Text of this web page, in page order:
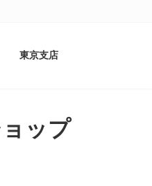
東京支店
ップ